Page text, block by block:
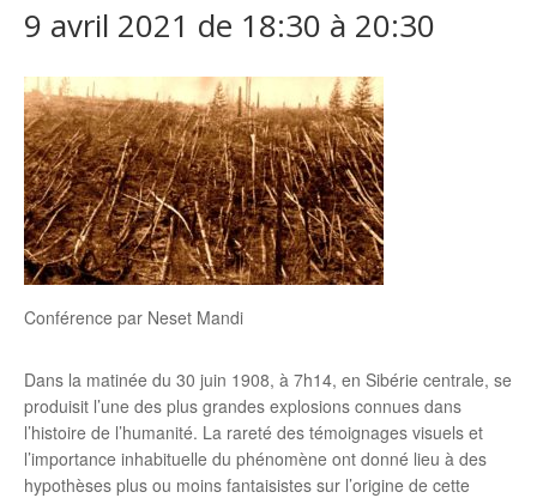
9 avril 2021 de 18:30 à 20:30
Conférence par Neset Mandi
Dans la matinée du 30 juin 1908, à 7h14, en Sibérie centrale, se
produisit l’une des plus grandes explosions connues dans
l’histoire de l’humanité. La rareté des témoignages visuels et
l’importance inhabituelle du phénomène ont donné lieu à des
hypothèses plus ou moins fantaisistes sur l’origine de cette